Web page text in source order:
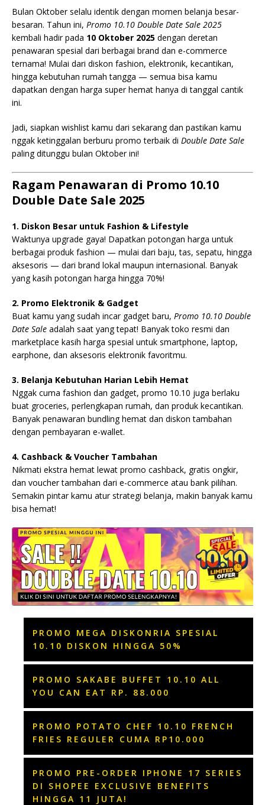
Bulan Oktober selalu identik dengan momen belanja besar-
besaran. Tahun ini, Promo 10.10 Double Date Sale 2025
kembali hadir pada 10 Oktober 2025 dengan deretan
penawaran spesial dari berbagai brand dan e-commerce
ternama! Mulai dari diskon fashion, elektronik, kecantikan,
hingga kebutuhan rumah tangga — semua bisa kamu
dapatkan dengan harga super hemat hanya di tanggal cantik
ini.
Jadi, siapkan wishlist kamu dari sekarang dan pastikan kamu
nggak ketinggalan berburu promo terbaik di Double Date Sale
paling ditunggu bulan Oktober ini!
Ragam Penawaran di Promo 10.10
Double Date Sale 2025
1. Diskon Besar untuk Fashion & Lifestyle
Waktunya upgrade gaya! Dapatkan potongan harga untuk
berbagai produk fashion — mulai dari baju, tas, sepatu, hingga
aksesoris — dari brand lokal maupun internasional. Banyak
yang kasih potongan harga hingga 70%!
2. Promo Elektronik & Gadget
Buat kamu yang sudah incar gadget baru, Promo 10.10 Double
Date Sale adalah saat yang tepat! Banyak toko resmi dan
marketplace kasih harga spesial untuk smartphone, laptop,
earphone, dan aksesoris elektronik favoritmu.
3. Belanja Kebutuhan Harian Lebih Hemat
Nggak cuma fashion dan gadget, promo 10.10 juga berlaku
buat groceries, perlengkapan rumah, dan produk kecantikan.
Banyak penawaran bundling hemat dan diskon tambahan
dengan pembayaran e-wallet.
4. Cashback & Voucher Tambahan
Nikmati ekstra hemat lewat promo cashback, gratis ongkir,
dan voucher tambahan dari e-commerce atau bank pilihan.
Semakin pintar kamu atur strategi belanja, makin banyak kamu
bisa hemat!
PROMO MEGA DISKONRIA SPESIAL
10.10 DISKON HINGGA 50%
PROMO SAKABE BUFFET 10.10 ALL
YOU CAN EAT RP. 88.000
PROMO POTATO CHEF 10.10 FRENCH
FRIES REGULER CUMA RP10.000
PROMO PRE-ORDER IPHONE 17 SERIES
DI SHOPEE EXCLUSIVE BENEFITS
HINGGA 11 JUTA!